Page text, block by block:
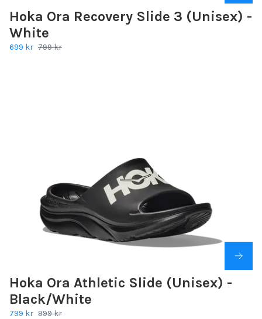
Hoka Ora Recovery Slide 3 (Unisex) -
White
699 kr 799 kr
Hoka Ora Athletic Slide (Unisex) -
Black/White
799 kr 999 kr